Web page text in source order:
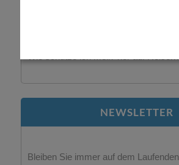
NEWSLETTER
Bleiben Sie immer auf dem Laufenden